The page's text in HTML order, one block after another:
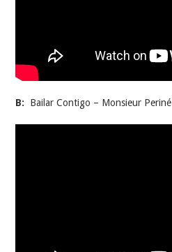
B: Bailar Contigo – Monsieur Periné